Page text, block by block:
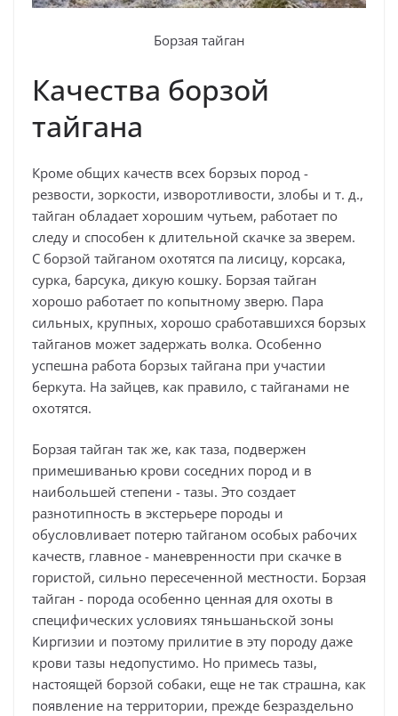
Борзая тайган
Качества борзой
тайгана
Кроме общих качеств всех борзых пород -
резвости, зоркости, изворотливости, злобы и т. д.,
тайган обладает хорошим чутьем, работает по
следу и способен к длительной скачке за зверем.
С борзой тайганом охотятся па лисицу, корсака,
сурка, барсука, дикую кошку. Борзая тайган
хорошо работает по копытному зверю. Пара
сильных, крупных, хорошо сработавшихся борзых
тайганов может задержать волка. Особенно
успешна работа борзых тайгана при участии
беркута. На зайцев, как правило, с тайганами не
охотятся.
Борзая тайган так же, как таза, подвержен
примешиванью крови соседних пород и в
наибольшей степени - тазы. Это создает
разнотипность в экстерьере породы и
обусловливает потерю тайганом особых рабочих
качеств, главное - маневренности при скачке в
гористой, сильно пересеченной местности. Борзая
тайган - порода особенно ценная для охоты в
специфических условиях тяньшаньской зоны
Киргизии и поэтому прилитие в эту породу даже
крови тазы недопустимо. Но примесь тазы,
настоящей борзой собаки, еще не так страшна, как
появление на территории, прежде безраздельно